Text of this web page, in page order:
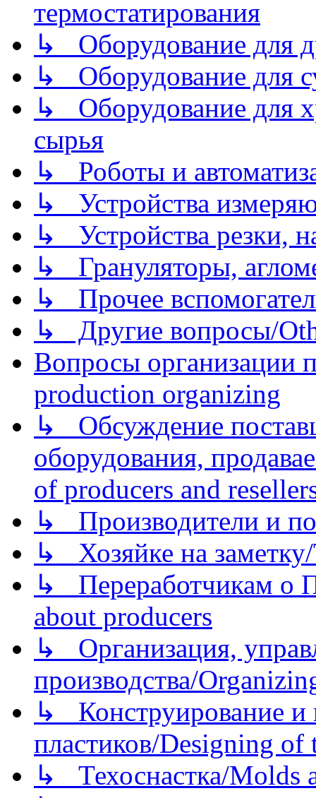
термостатирования
↳ Оборудование для
↳ Оборудование для
↳ Оборудование для
сырья
↳ Роботы и
↳ Устройства
↳ Устройства резки,
↳ Грануляторы,
↳ Прочее
↳ Другие вопросы/
Вопросы организации
production organizing
↳ Обсуждение
оборудования,
of producers and
↳ Производители и
↳ Хозяйке на
↳ Переработчикам о
about producers
↳ Организация,
производства/
↳ Конструирование и
пластиков/Designing of
↳ Техоснастка/Molds